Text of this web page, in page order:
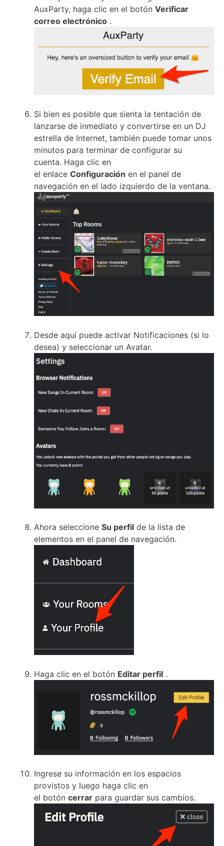
AuxParty, haga clic en el botón Verificar
correo electrónico .
Si bien es posible que sienta la tentación de
lanzarse de inmediato y convertirse en un DJ
estrella de Internet, también puede tomar unos
minutos para terminar de configurar su
cuenta. Haga clic en
el enlace Configuración en el panel de
navegación en el lado izquierdo de la ventana.
Desde aquí puede activar Notificaciones (si lo
desea) y seleccionar un Avatar.
Ahora seleccione Su perfil de la lista de
elementos en el panel de navegación.
Haga clic en el botón Editar perfil .
Ingrese su información en los espacios
provistos y luego haga clic en
el botón cerrar para guardar sus cambios.